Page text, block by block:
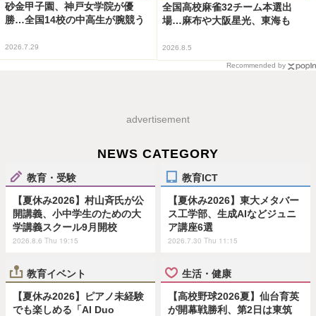
砂金甲子園、神戸女学院が優
勝…全国14校の中高生が腕競う
2026.7.29
全国高校麻雀32チーム本選出
場…麻布や大阪星光、東海も
2026.8.5
Recommended by
advertisement
NEWS CATEGORY
教育・受験
【夏休み2026】村山斉氏が公
開講義、小中学生のための大
学講義スクール9月開校
2026.8.6 Thu 19:15
教育ICT
【夏休み2026】東大メタバー
ス工学部、生成AIなどジュニ
ア講座6選
2026.7.30 Thu 11:15
教育イベント
【夏休み2026】ピアノ未経験
でも楽しめる「AI Duo
生活・健康
【高校野球2026夏】仙台育英
が開幕戦勝利、第2日は東筑